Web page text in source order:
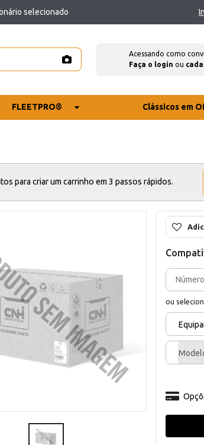
selecionado
Acessando como
Faça o login ou
FLEETPRO® Clássicos em
para criar um carrinho em 3 passos rápidos.
ou